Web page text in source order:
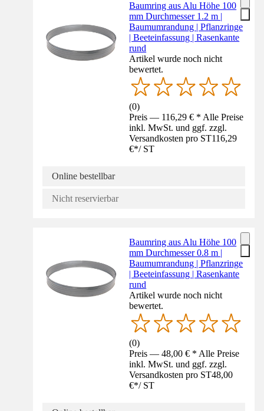
Baumring aus Alu Höhe 100
mm Durchmesser 1.2 m |
Baumumrandung | Pflanzringe
| Beeteinfassung | Rasenkante
rund
Artikel wurde noch nicht
bewertet.
(0)
Preis — 116,29 € * Alle Preise
inkl. MwSt. und ggf. zzgl.
Versandkosten pro ST116,29
€*/ ST
Online bestellbar
Nicht reservierbar
Baumring aus Alu Höhe 100
mm Durchmesser 0.8 m |
Baumumrandung | Pflanzringe
| Beeteinfassung | Rasenkante
rund
Artikel wurde noch nicht
bewertet.
(0)
Preis — 48,00 € * Alle Preise
inkl. MwSt. und ggf. zzgl.
Versandkosten pro ST48,00
€*/ ST